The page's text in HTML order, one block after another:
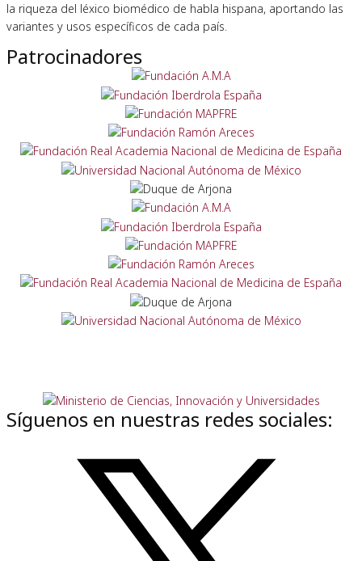
la riqueza del léxico biomédico de habla hispana, aportando las
variantes y usos específicos de cada país.
Patrocinadores
Síguenos en nuestras redes sociales: